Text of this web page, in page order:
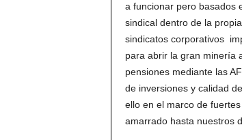
a funcionar pero basados
sindical dentro de la
sindicatos corporativos
para abrir la gran minería
pensiones mediante las
de inversiones y calidad
ello en el marco de
amarrado hasta nuestros